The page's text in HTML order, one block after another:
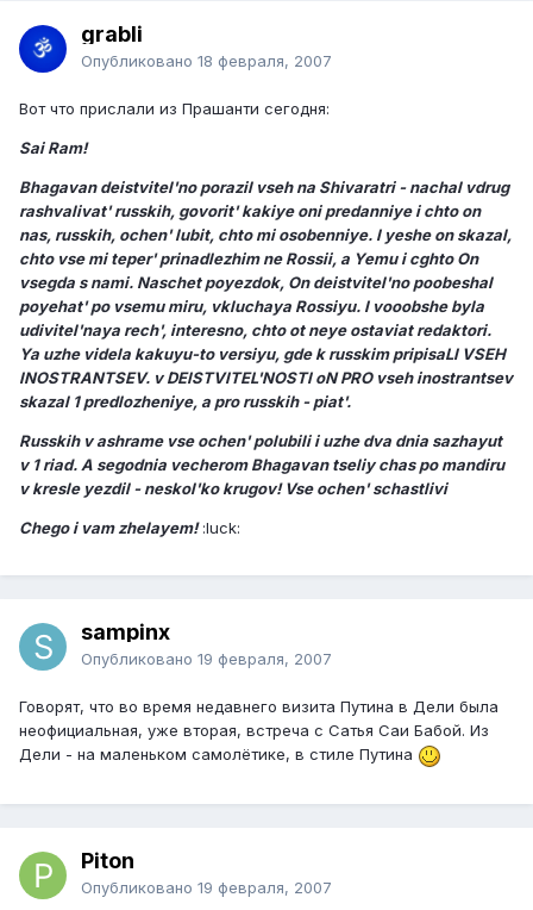
grabli
Опубликовано 18 февраля, 2007
Вот что прислали из Прашанти сегодня:
Sai Ram!
Bhagavan deistvitel'no porazil vseh na Shivaratri - nachal vdrug
rashvalivat' russkih, govorit' kakiye oni predanniye i chto on
nas, russkih, ochen' lubit, chto mi osobenniye. I yeshe on skazal,
chto vse mi teper' prinadlezhim ne Rossii, a Yemu i cghto On
vsegda s nami. Naschet poyezdok, On deistvitel'no poobeshal
poyehat' po vsemu miru, vkluchaya Rossiyu. I vooobshe byla
udivitel'naya rech', interesno, chto ot neye ostaviat redaktori.
Ya uzhe videla kakuyu-to versiyu, gde k russkim pripisaLI VSEH
INOSTRANTSEV. v DEISTVITEL'NOSTI oN PRO vseh inostrantsev
skazal 1 predlozheniye, a pro russkih - piat'.
Russkih v ashrame vse ochen' polubili i uzhe dva dnia sazhayut
v 1 riad. A segodnia vecherom Bhagavan tseliy chas po mandiru
v kresle yezdil - neskol'ko krugov! Vse ochen' schastlivi
Chego i vam zhelayem!:luck:
sampinx
Опубликовано 19 февраля, 2007
Говорят, что во время недавнего визита Путина в Дели была
неофициальная, уже вторая, встреча с Сатья Саи Бабой. Из
Дели - на маленьком самолётике, в стиле Путина
Piton
Опубликовано 19 февраля, 2007